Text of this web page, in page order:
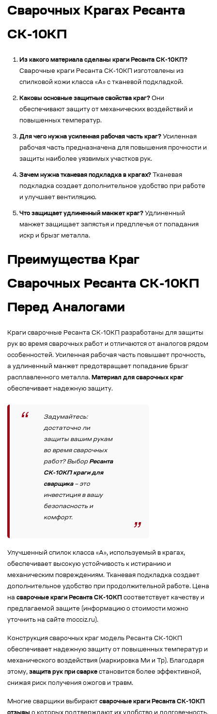
Сварочных Крагах Ресанта
СК-10КП
Из какого материала сделаны краги Ресанта СК-10КП?
Сварочные краги Ресанта СК-10КП изготовлены из
спилковой кожи класса «А» с тканевой подкладкой.
Каковы основные защитные свойства краг? Они
обеспечивают защиту от механических воздействий и
повышенных температур.
Для чего нужна усиленная рабочая часть краг? Усиленная
рабочая часть предназначена для повышения прочности и
защиты наиболее уязвимых участков рук.
Зачем нужна тканевая подкладка в крагах? Тканевая
подкладка создает дополнительное удобство при работе
и улучшает вентиляцию.
Что защищает удлиненный манжет краг? Удлиненный
манжет защищает запястья и предплечья от попадания
искр и брызг металла.
Преимущества Краг
Сварочных Ресанта СК-10КП
Перед Аналогами
Краги сварочные Ресанта СК-10КП разработаны для защиты
рук во время сварочных работ и отличаются от аналогов рядом
особенностей. Усиленная рабочая часть повышает прочность,
а удлиненный манжет предотвращает попадание брызг
расплавленного металла. Материал для сварочных краг
обеспечивает надежную защиту.
Задумайтесь:
достаточно ли
защиты вашим рукам
во время сварочных
работ? Выбор Ресанта
СК-10КП краги для
сварщика– это
инвестиция в вашу
безопасность и
комфорт.
Улучшенный спилок класса «А», используемый в крагах,
обеспечивает высокую устойчивость к истиранию и
механическим повреждениям. Тканевая подкладка создает
дополнительное удобство при продолжительной работе. Цена
на сварочные краги Ресанта СК-10КП соответствует качеству и
предлагаемой защите (информацию о стоимости можно
уточнить на сайте mocciz.ru).
Конструкция сварочных краг модель Ресанта СК-10КП
обеспечивает надежную защиту от повышенных температур и
механического воздействия (маркировка Ми и Тр). Благодаря
этому, защита рук при сварке становится более эффективной,
снижая риск получения ожогов и травм.
Многие сварщики выбирают сварочные краги Ресанта СК-10КП